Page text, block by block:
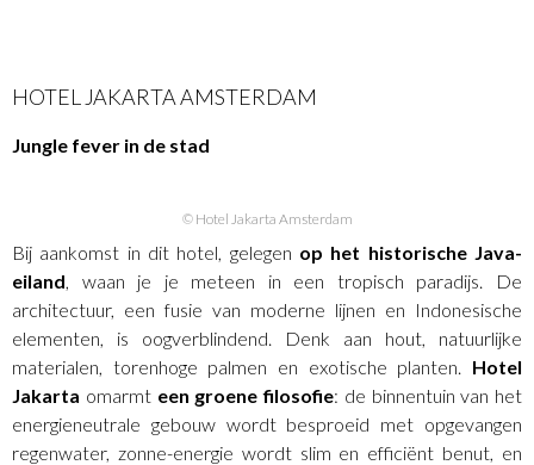
HOTEL JAKARTA AMSTERDAM
Jungle fever in de stad
© Hotel Jakarta Amsterdam
Bij aankomst in dit hotel, gelegen op het historische Java-
eiland , waan je je meteen in een tropisch paradijs. De
architectuur, een fusie van moderne lijnen en Indonesische
elementen, is oogverblindend. Denk aan hout, natuurlijke
materialen, torenhoge palmen en exotische planten. Hotel
Jakarta omarmt een groene filosofie: de binnentuin van het
energieneutrale gebouw wordt besproeid met opgevangen
regenwater, zonne-energie wordt slim en efficiënt benut, en